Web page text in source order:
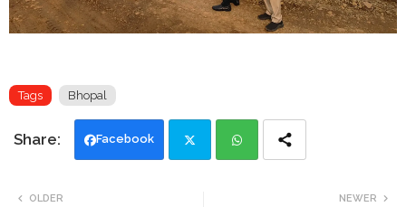
Tags Bhopal
Facebook
NEWER
OLDER